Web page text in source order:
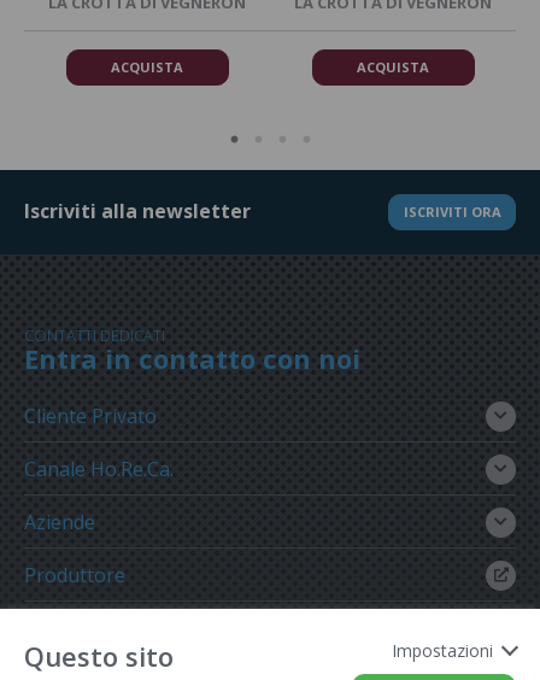
ACQUISTA ACQUISTA
Iscriviti alla newsletter ISCRIVITI ORA
CONTATTI DEDICATI
Entra in contatto con noi
Cliente Privato
Canale Ho.Re.Ca.
Aziende
Produttore
Questo sito
Impostazioni